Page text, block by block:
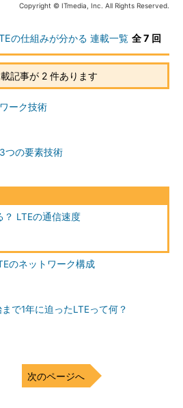
Copyright © ITmedia, Inc. All Rights Reserved.
の仕組みが分かる 連載一覧 全 7 回
記事が 2 件あります
ーク技術
つの要素技術
？ LTEの通信速度
のネットワーク構成
で1年に迫ったLTEって何？
次のページへ